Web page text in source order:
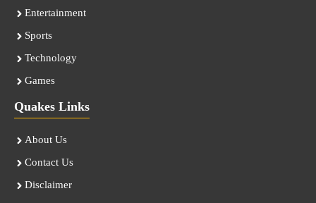
Entertainment
Sports
Technology
Games
Quakes Links
About Us
Contact Us
Disclaimer